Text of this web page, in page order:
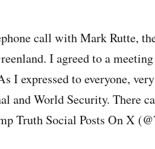
call with Mark Rutte,
I agreed to a
I expressed to everyone,
and World Security. There
Truth Social Posts On X